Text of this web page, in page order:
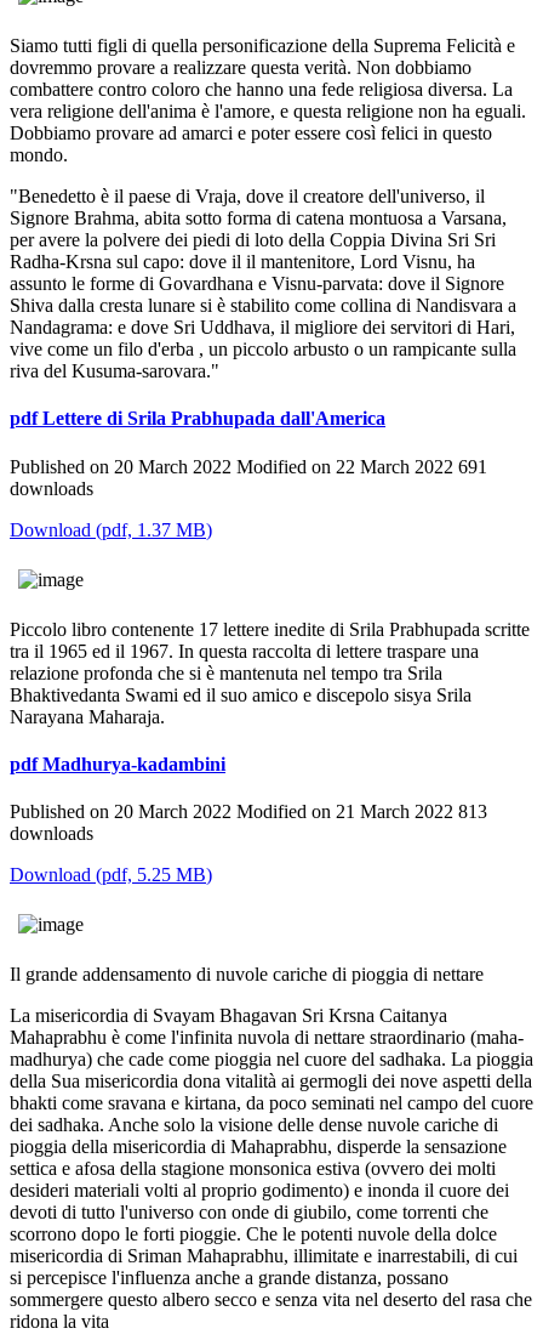
Siamo tutti figli di quella personificazione della Suprema Felicità e
dovremmo provare a realizzare questa verità. Non dobbiamo
combattere contro coloro che hanno una fede religiosa diversa. La
vera religione dell'anima è l'amore, e questa religione non ha eguali.
Dobbiamo provare ad amarci e poter essere così felici in questo
mondo.
"Benedetto è il paese di Vraja, dove il creatore dell'universo, il
Signore Brahma, abita sotto forma di catena montuosa a Varsana,
per avere la polvere dei piedi di loto della Coppia Divina Sri Sri
Radha-Krsna sul capo: dove il il mantenitore, Lord Visnu, ha
assunto le forme di Govardhana e Visnu-parvata: dove il Signore
Shiva dalla cresta lunare si è stabilito come collina di Nandisvara a
Nandagrama: e dove Sri Uddhava, il migliore dei servitori di Hari,
vive come un filo d'erba , un piccolo arbusto o un rampicante sulla
riva del Kusuma-sarovara."
pdf Lettere di Srila Prabhupada dall'America
Published on 20 March 2022 Modified on 22 March 2022 691
downloads
Download (pdf, 1.37 MB)
Piccolo libro contenente 17 lettere inedite di Srila Prabhupada scritte
tra il 1965 ed il 1967. In questa raccolta di lettere traspare una
relazione profonda che si è mantenuta nel tempo tra Srila
Bhaktivedanta Swami ed il suo amico e discepolo sisya Srila
Narayana Maharaja.
pdf Madhurya-kadambini
Published on 20 March 2022 Modified on 21 March 2022 813
downloads
Download (pdf, 5.25 MB)
Il grande addensamento di nuvole cariche di pioggia di nettare
La misericordia di Svayam Bhagavan Sri Krsna Caitanya
Mahaprabhu è come l'infinita nuvola di nettare straordinario (maha-
madhurya) che cade come pioggia nel cuore del sadhaka. La pioggia
della Sua misericordia dona vitalità ai germogli dei nove aspetti della
bhakti come sravana e kirtana, da poco seminati nel campo del cuore
dei sadhaka. Anche solo la visione delle dense nuvole cariche di
pioggia della misericordia di Mahaprabhu, disperde la sensazione
settica e afosa della stagione monsonica estiva (ovvero dei molti
desideri materiali volti al proprio godimento) e inonda il cuore dei
devoti di tutto l'universo con onde di giubilo, come torrenti che
scorrono dopo le forti pioggie. Che le potenti nuvole della dolce
misericordia di Sriman Mahaprabhu, illimitate e inarrestabili, di cui
si percepisce l'influenza anche a grande distanza, possano
sommergere questo albero secco e senza vita nel deserto del rasa che
ridona la vita